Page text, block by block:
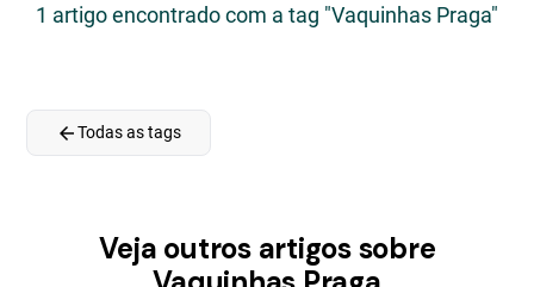
1 artigo encontrado com a tag "Vaquinhas Praga"
arrow_backTodas as tags
Veja outros artigos sobre